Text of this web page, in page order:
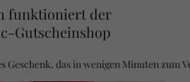
funktioniert der
Gutscheinshop
Geschenk, das in wenigen Minuten zum